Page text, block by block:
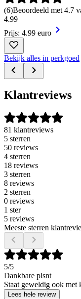
(6)Beoordeeld met 4.7
4.99
Prijs: 4.99 euro
Bekijk alles in perkgoed
Klantreviews
81 klantreviews
5 sterren
50 reviews
4 sterren
18 reviews
3 sterren
8 reviews
2 sterren
0 reviews
1 ster
5 reviews
Meeste sterren
5/5
Dankbare plsnt
Staat geweldig ook met
Lees hele review